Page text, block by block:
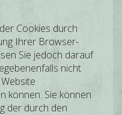
Cookies durch
Ihrer Browser-
Sie jedoch darauf
nicht
können. Sie können
der durch den